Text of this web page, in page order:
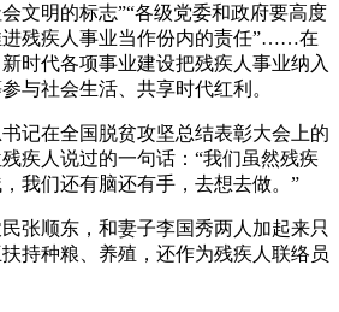
文明的标志”“各级党委和政府要高度
残疾人事业当作份内的责任”……在
时代各项事业建设把残疾人事业纳入
与社会生活、共享时代红利。
记在全国脱贫攻坚总结表彰大会上的
疾人说过的一句话：“我们虽然残疾
我们还有脑还有手，去想去做。”
张顺东，和妻子李国秀两人加起来只
持种粮、养殖，还作为残疾人联络员